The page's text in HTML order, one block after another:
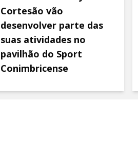
Cortesão vão
desenvolver parte das
suas atividades no
pavilhão do Sport
Conimbricense